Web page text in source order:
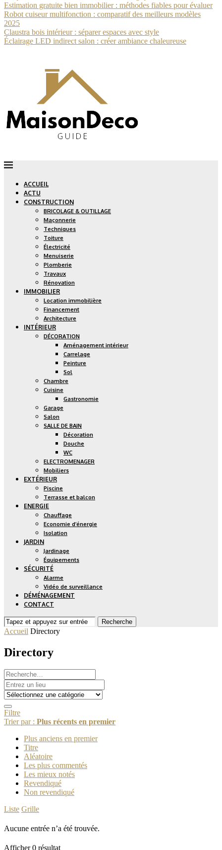
Estimation gratuite bien immobilier : méthodes fiables pour évaluer
Robot cuiseur multifonction : comparatif des meilleurs modèles
2025
Claustra bois intérieur : séparer espaces avec style
Éclairage LED indirect salon : créer ambiance chaleureuse
ACCUEIL
ACTU
CONSTRUCTION
BRICOLAGE & OUTILLAGE
Maçonnerie
Techniques
Toiture
Électricité
Menuiserie
Plomberie
Travaux
Rénovation
IMMOBILIER
Location immobilière
Financement
Architecture
INTÉRIEUR
DÉCORATION
Aménagement intérieur
Carrelage
Peinture
Sol
Chambre
Cuisine
Gastronomie
Garage
Salon
SALLE DE BAIN
Décoration
Douche
WC
ELECTROMENAGER
Mobiliers
EXTÉRIEUR
Piscine
Terrasse et balcon
ENERGIE
Chauffage
Economie d’énergie
Isolation
JARDIN
Jardinage
Équipements
SÉCURITÉ
Alarme
Vidéo de surveillance
DÉMÉNAGEMENT
CONTACT
Recherche
Accueil Directory
Directory
Filtre
Trier par : Plus récents en premier
Plus anciens en premier
Titre
Aléatoire
Les plus commentés
Les mieux notés
Revendiqué
Non revendiqué
Liste Grille
Aucune entrée n’a été trouvée.
Afficher 0 résultat